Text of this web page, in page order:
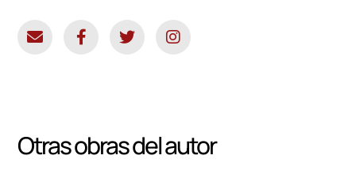
Otras obras del autor